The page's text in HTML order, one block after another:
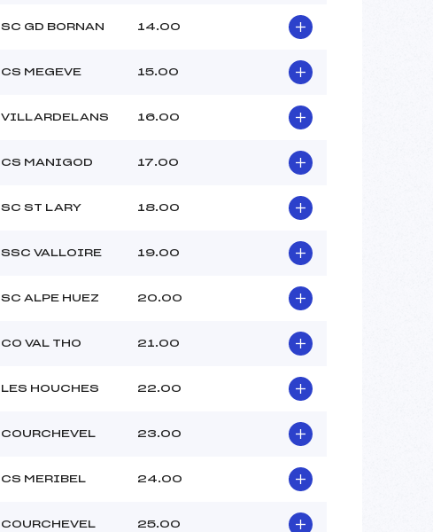
SC GD BORNAN 14.00
CS MEGEVE 15.00
VILLARDELANS 16.00
CS MANIGOD 17.00
SC ST LARY 18.00
SSC VALLOIRE 19.00
SC ALPE HUEZ 20.00
CO VAL THO 21.00
LES HOUCHES 22.00
COURCHEVEL 23.00
CS MERIBEL 24.00
COURCHEVEL 25.00